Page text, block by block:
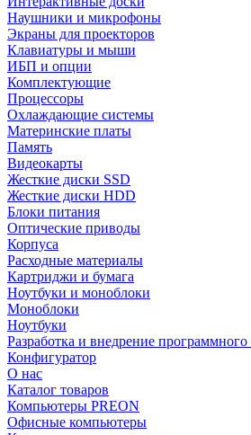
Наушники и микрофоны
Экраны для проекторов
Клавиатуры и мыши
ИБП и опции
Комплектующие
Процессоры
Охлаждающие системы
Материнские платы
Память
Видеокарты
Жесткие диски SSD
Жесткие диски HDD
Блоки питания
Оптические приводы
Корпуса
Расходные материалы
Картриджи и бумага
Ноутбуки и моноблоки
Моноблоки
Ноутбуки
Разработка и внедрение программного
Конфигуратор
О нас
Каталог товаров
Компьютеры PREON
Офисные компьютеры